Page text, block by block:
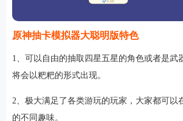
原神抽卡模拟器大聪明版特色
1、可以自由的抽取四星五星的角色或者是武
将会以粑粑的形式出现。
2、极大满足了各类游玩的玩家，大家都可以
的不同趣味。